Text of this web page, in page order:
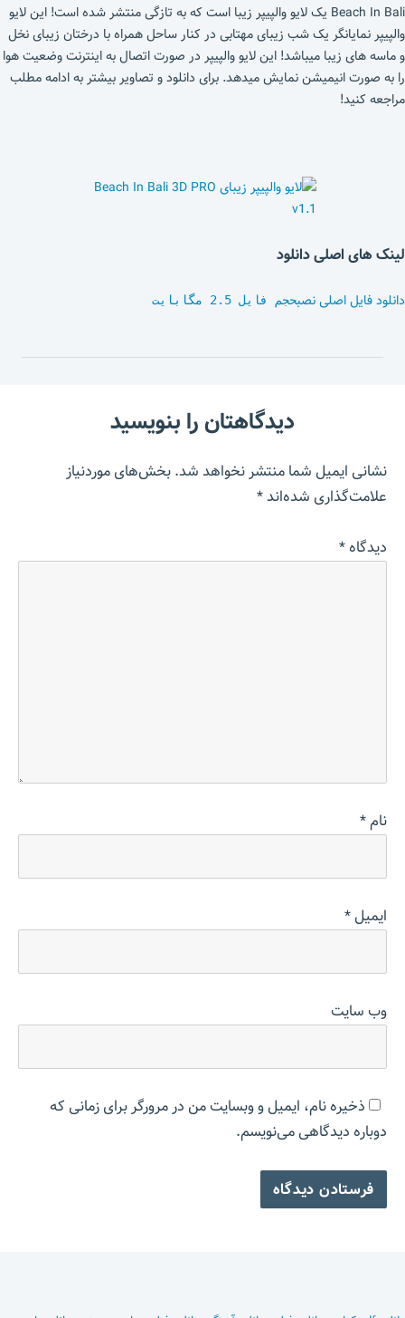
Beach In Bali یک لایو والپیپر زیبا است که به تازگی منتشر شده است! این لایو
والپیپر نمایانگر یک شب زیبای مهتابی در کنار ساحل همراه با درختان زیبای نخل
و ماسه های زیبا میباشد! این لایو والپیپر در صورت اتصال به اینترنت وضعیت هوا
را به صورت انیمیشن نمایش میدهد. برای دانلود و تصاویر بیشتر به ادامه مطلب
مراجعه کنید!
لینک های اصلی دانلود
دانلود فایل اصلی نصبحجم فایل 2.5 مگابایت
دیدگاهتان را بنویسید
نشانی ایمیل شما منتشر نخواهد شد.بخش‌های موردنیاز
علامت‌گذاری شده‌اند*
دیدگاه*
نام*
ایمیل*
وب‌ سایت
ذخیره نام، ایمیل و وبسایت من در مرورگر برای زمانی که
دوباره دیدگاهی می‌نویسم.